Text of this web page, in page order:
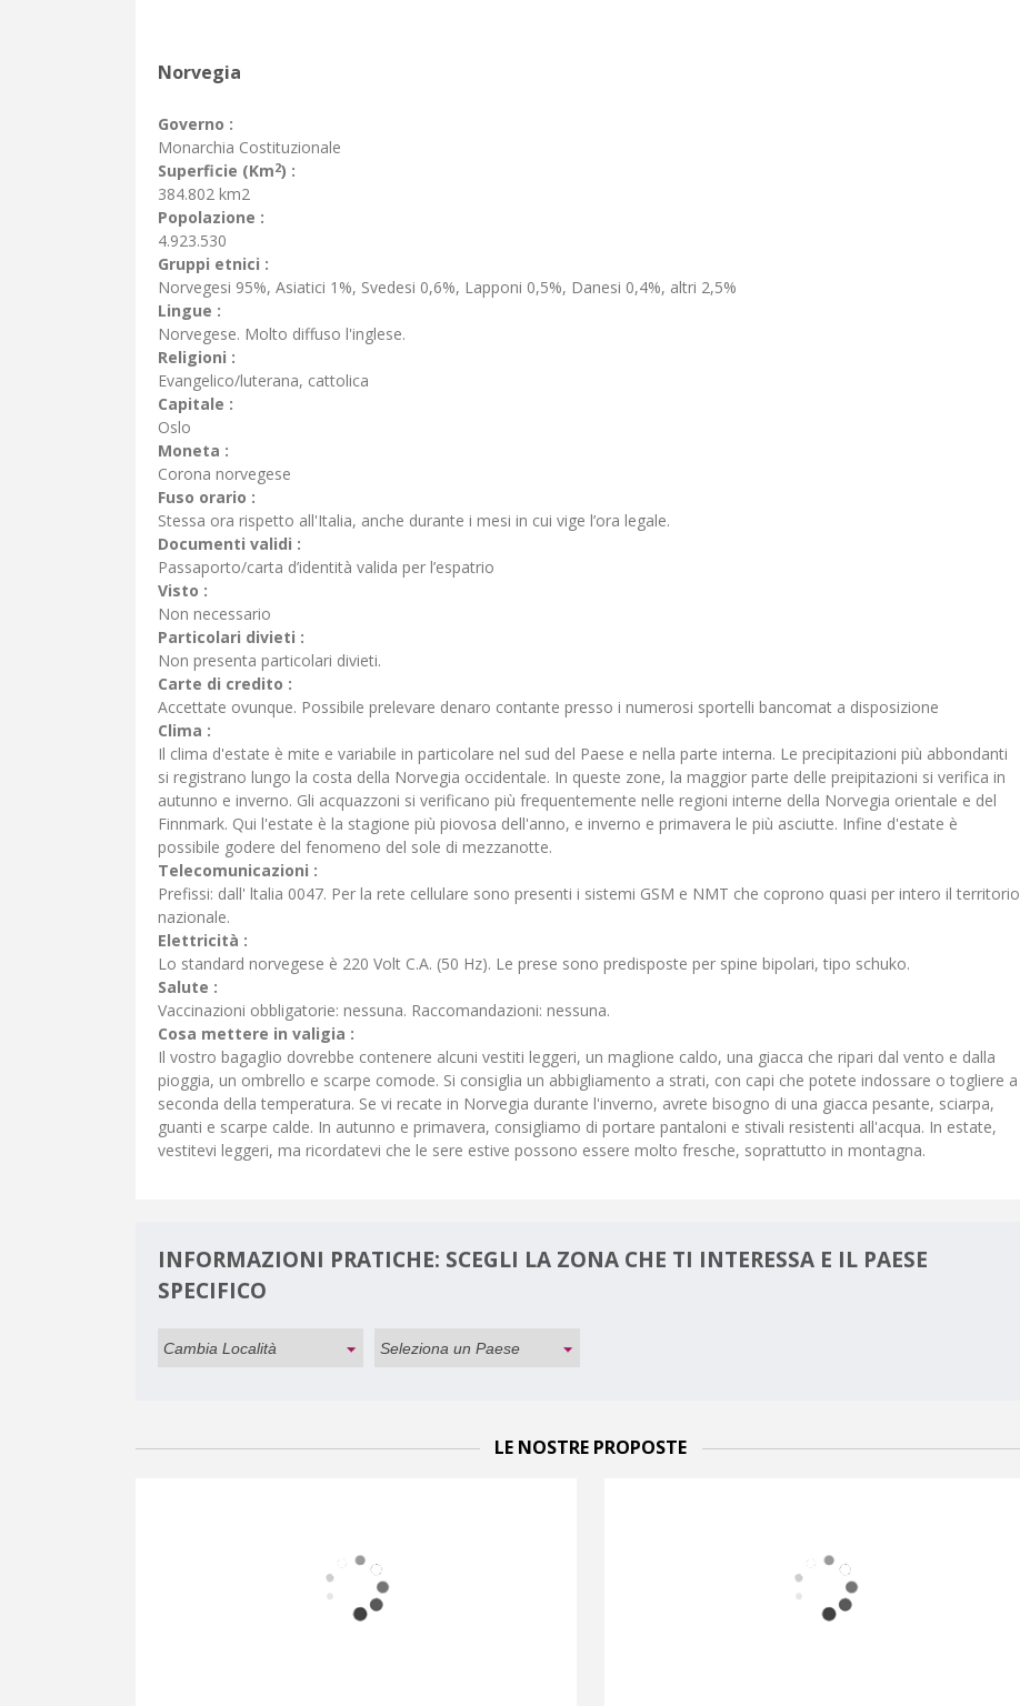
Norvegia
Governo :
Monarchia Costituzionale
Superficie (Km2) :
384.802 km2
Popolazione :
4.923.530
Gruppi etnici :
Norvegesi 95%, Asiatici 1%, Svedesi 0,6%, Lapponi 0,5%, Danesi 0,4%, altri 2,5%
Lingue :
Norvegese. Molto diffuso l'inglese.
Religioni :
Evangelico/luterana, cattolica
Capitale :
Oslo
Moneta :
Corona norvegese
Fuso orario :
Stessa ora rispetto all'Italia, anche durante i mesi in cui vige l’ora legale.
Documenti validi :
Passaporto/carta d’identità valida per l’espatrio
Visto :
Non necessario
Particolari divieti :
Non presenta particolari divieti.
Carte di credito :
Accettate ovunque. Possibile prelevare denaro contante presso i numerosi sportelli bancomat a disposizione
Clima :
Il clima d'estate è mite e variabile in particolare nel sud del Paese e nella parte interna. Le precipitazioni più abbondanti
si registrano lungo la costa della Norvegia occidentale. In queste zone, la maggior parte delle preipitazioni si verifica in
autunno e inverno. Gli acquazzoni si verificano più frequentemente nelle regioni interne della Norvegia orientale e del
Finnmark. Qui l'estate è la stagione più piovosa dell'anno, e inverno e primavera le più asciutte. Infine d'estate è
possibile godere del fenomeno del sole di mezzanotte.
Telecomunicazioni :
Prefissi: dall' ltalia 0047. Per la rete cellulare sono presenti i sistemi GSM e NMT che coprono quasi per intero il territorio
nazionale.
Elettricità :
Lo standard norvegese è 220 Volt C.A. (50 Hz). Le prese sono predisposte per spine bipolari, tipo schuko.
Salute :
Vaccinazioni obbligatorie: nessuna. Raccomandazioni: nessuna.
Cosa mettere in valigia :
Il vostro bagaglio dovrebbe contenere alcuni vestiti leggeri, un maglione caldo, una giacca che ripari dal vento e dalla
pioggia, un ombrello e scarpe comode. Si consiglia un abbigliamento a strati, con capi che potete indossare o togliere a
seconda della temperatura. Se vi recate in Norvegia durante l'inverno, avrete bisogno di una giacca pesante, sciarpa,
guanti e scarpe calde. In autunno e primavera, consigliamo di portare pantaloni e stivali resistenti all'acqua. In estate,
vestitevi leggeri, ma ricordatevi che le sere estive possono essere molto fresche, soprattutto in montagna.
INFORMAZIONI PRATICHE: SCEGLI LA ZONA CHE TI INTERESSA E IL PAESE
SPECIFICO
LE NOSTRE PROPOSTE